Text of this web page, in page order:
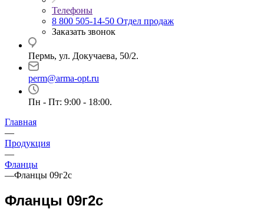
Телефоны
8 800 505-14-50 Отдел продаж
Заказать звонок
Пермь, ул. Докучаева, 50/2.
perm@arma-opt.ru
Пн - Пт: 9:00 - 18:00.
Главная
—
Продукция
—
Фланцы
—Фланцы 09г2с
Фланцы 09г2с